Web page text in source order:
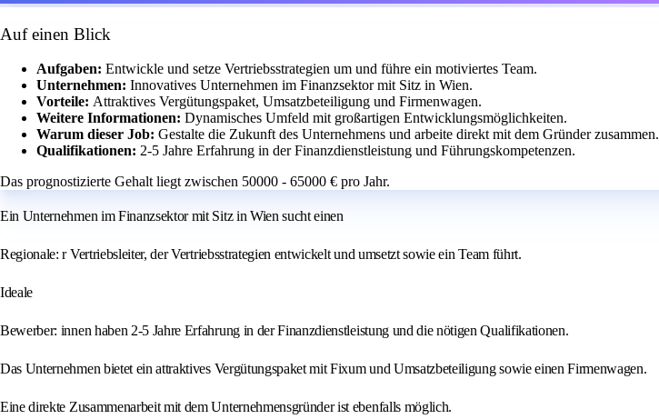
Auf einen Blick
Aufgaben: Entwickle und setze Vertriebsstrategien um und führe ein motiviertes Team.
Unternehmen: Innovatives Unternehmen im Finanzsektor mit Sitz in Wien.
Vorteile: Attraktives Vergütungspaket, Umsatzbeteiligung und Firmenwagen.
Weitere Informationen: Dynamisches Umfeld mit großartigen Entwicklungsmöglichkeiten.
Warum dieser Job: Gestalte die Zukunft des Unternehmens und arbeite direkt mit dem Gründer zusammen.
Qualifikationen: 2-5 Jahre Erfahrung in der Finanzdienstleistung und Führungskompetenzen.
Das prognostizierte Gehalt liegt zwischen 50000 - 65000 € pro Jahr.
Ein Unternehmen im Finanzsektor mit Sitz in Wien sucht einen
Regionale: r Vertriebsleiter, der Vertriebsstrategien entwickelt und umsetzt sowie ein Team führt.
Ideale
Bewerber: innen haben 2-5 Jahre Erfahrung in der Finanzdienstleistung und die nötigen Qualifikationen.
Das Unternehmen bietet ein attraktives Vergütungspaket mit Fixum und Umsatzbeteiligung sowie einen Firmenwagen.
Eine direkte Zusammenarbeit mit dem Unternehmensgründer ist ebenfalls möglich.